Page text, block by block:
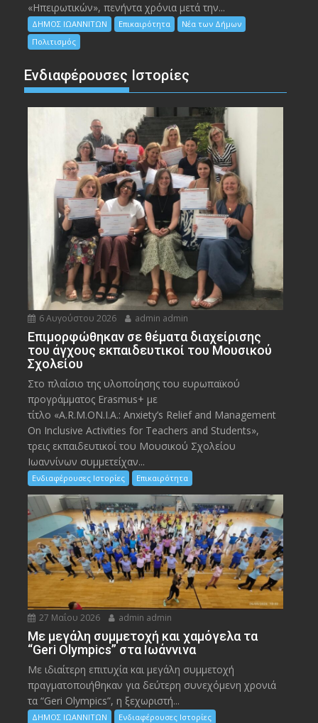
«Ηπειρωτικών», πενήντα χρόνια μετά την...
ΔΗΜΟΣ ΙΩΑΝΝΙΤΩΝ Επικαιρότητα
Νέα των Δήμων
Πολιτισμός
Ενδιαφέρουσες Ιστορίες
6 Αυγούστου 2026 admin admin
Eπιμορφώθηκαν σε θέματα διαχείρισης
του άγχους εκπαιδευτικοί του Μουσικού
Σχολείου
Στο πλαίσιο της υλοποίησης του ευρωπαϊκού
προγράμματος Erasmus+ με
τίτλο «A.R.M.ON.I.A.: Anxiety’s Relief and Management
On Inclusive Activities for Teachers and Students»,
τρεις εκπαιδευτικοί του Μουσικού Σχολείου
Ιωαννίνων συμμετείχαν...
Ενδιαφέρουσες Ιστορίες Επικαιρότητα
27 Μαΐου 2026 admin admin
Με μεγάλη συμμετοχή και χαμόγελα τα
“Geri Olympics” στα Ιωάννινα
Με ιδιαίτερη επιτυχία και μεγάλη συμμετοχή
πραγματοποιήθηκαν για δεύτερη συνεχόμενη χρονιά
τα “Geri Olympics”, η ξεχωριστή...
ΔΗΜΟΣ ΙΩΑΝΝΙΤΩΝ Ενδιαφέρουσες Ιστορίες